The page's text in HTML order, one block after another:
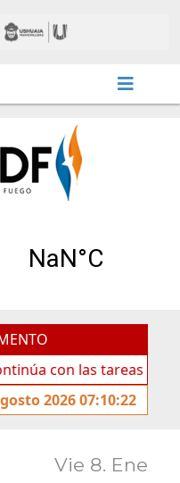
las tareas de
2026 07:10:22
Vie 8. Ene